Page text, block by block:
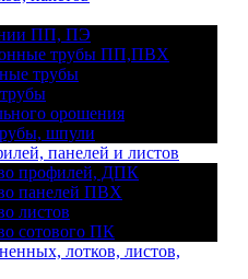
ПП, ПЭ
трубы ПП,ПВХ
трубы
орошения
шпули
панелей и листов
профилей, ДПК
панелей ПВХ
листов
сотового ПК
лотков, листов,